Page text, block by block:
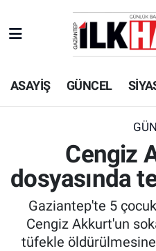
ASAYİŞ GÜNCEL
Cengiz
dosyasında
Gaziantep'te 5
Cengiz Akkurt'un
tüfekle
EKONOMİ
SİYASET
SPOR
TEKNOLOJİ
ASAYİŞ
Beyoğlu Hava
Beyoğlu Trafik
Süper Lig Puan
Tüm Manşetler
Son Dakika Haberleri
Haber Arşivi